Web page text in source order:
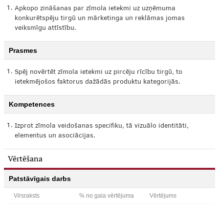
1. Apkopo zināšanas par zīmola ietekmi uz uzņēmuma
konkurētspēju tirgū un mārketinga un reklāmas jomas
veiksmīgu attīstību.
Prasmes
1. Spēj novērtēt zīmola ietekmi uz pircēju rīcību tirgū, to
ietekmējošos faktorus dažādās produktu kategorijās.
Kompetences
1. Izprot zīmola veidošanas specifiku, tā vizuālo identitāti,
elementus un asociācijas.
Vērtēšana
Patstāvīgais darbs
Virsraksts % no gala vērtējuma Vērtējums